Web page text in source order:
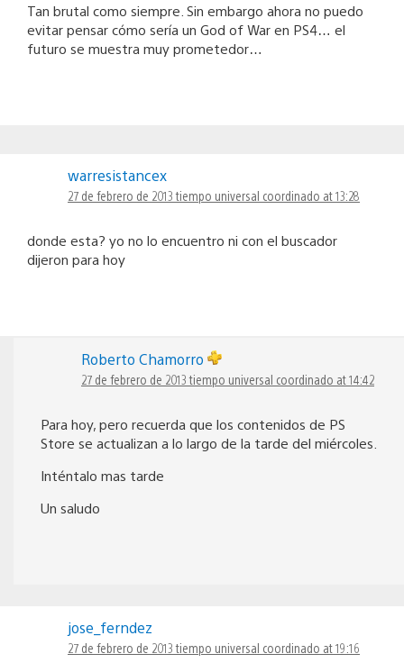
Tan brutal como siempre. Sin embargo ahora no puedo
evitar pensar cómo sería un God of War en PS4… el
futuro se muestra muy prometedor…
warresistancex
27 de febrero de 2013 tiempo universal coordinado at 13:28
donde esta? yo no lo encuentro ni con el buscador
dijeron para hoy
Roberto Chamorro
27 de febrero de 2013 tiempo universal coordinado at 14:42
Para hoy, pero recuerda que los contenidos de PS
Store se actualizan a lo largo de la tarde del miércoles.
Inténtalo mas tarde
Un saludo
jose_ferndez
27 de febrero de 2013 tiempo universal coordinado at 19:16